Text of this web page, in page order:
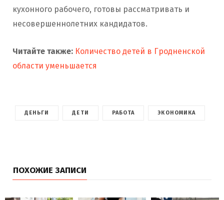
кухонного рабочего, готовы рассматривать и
несовершеннолетних кандидатов.
Читайте также: Количество детей в Гродненской
области уменьшается
ДЕНЬГИ ДЕТИ РАБОТА ЭКОНОМИКА
ПОХОЖИЕ ЗАПИСИ